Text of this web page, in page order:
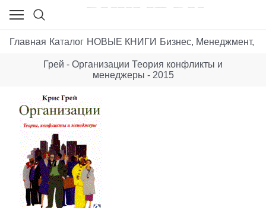
Главная Каталог НОВЫЕ КНИГИ Бизнес, Менеджмент,
Грей - Организации Теория конфликты и
менеджеры - 2015